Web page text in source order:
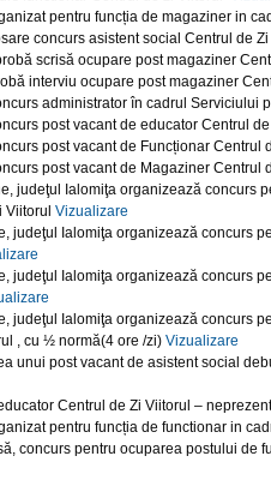
pentru funcția de magaziner in
concurs asistent social Centrul de Zi
scrisă ocupare post magaziner
interviu ocupare post magaziner
administrator în cadrul Serviciului
post vacant de educator Centrul de
post vacant de Funcționar Centrul
post vacant de Magaziner Centrul
judeţul Ialomiţa organizează concurs
Vizualizare
judeţul Ialomiţa organizează concurs
judeţul Ialomiţa organizează concurs
judeţul Ialomiţa organizează concurs
, cu ½ normă(4 ore /zi) Vizualizare
unui post vacant de asistent social
Centrul de Zi Viitorul –
pentru funcția de functionar in
concurs pentru ocuparea postului de